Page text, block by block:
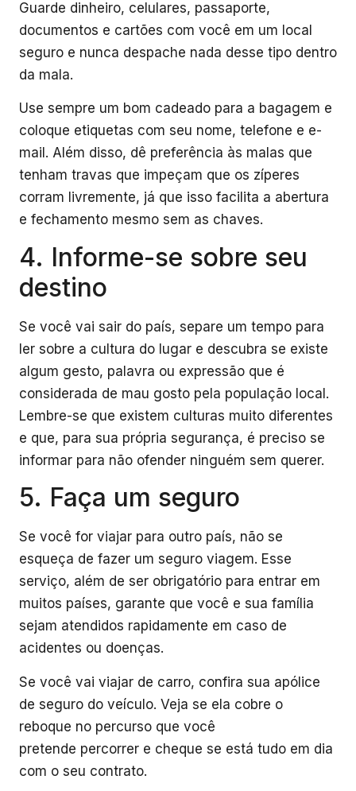
Guarde dinheiro, celulares, passaporte,
documentos e cartões com você em um local
seguro e nunca despache nada desse tipo dentro
da mala.
Use sempre um bom cadeado para a bagagem e
coloque etiquetas com seu nome, telefone e e-
mail. Além disso, dê preferência às malas que
tenham travas que impeçam que os zíperes
corram livremente, já que isso facilita a abertura
e fechamento mesmo sem as chaves.
4. Informe-se sobre seu
destino
Se você vai sair do país, separe um tempo para
ler sobre a cultura do lugar e descubra se existe
algum gesto, palavra ou expressão que é
considerada de mau gosto pela população local.
Lembre-se que existem culturas muito diferentes
e que, para sua própria segurança, é preciso se
informar para não ofender ninguém sem querer.
5. Faça um seguro
Se você for viajar para outro país, não se
esqueça de fazer um seguro viagem. Esse
serviço, além de ser obrigatório para entrar em
muitos países, garante que você e sua família
sejam atendidos rapidamente em caso de
acidentes ou doenças.
Se você vai viajar de carro, confira sua apólice
de seguro do veículo. Veja se ela cobre o
reboque no percurso que você
pretende percorrer e cheque se está tudo em dia
com o seu contrato.